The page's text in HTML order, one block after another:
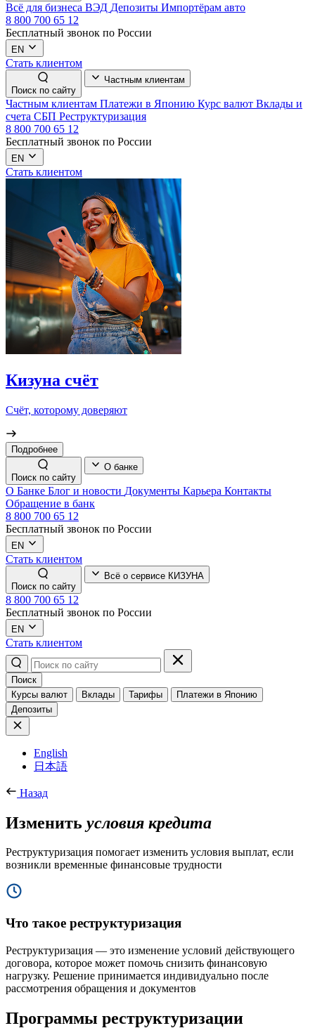
Всё для бизнеса ВЭД Депозиты Импортёрам авто
8 800 700 65 12
Бесплатный звонок по России
EN
Стать клиентом
Поиск по сайту
Частным клиентам
Частным клиентам Платежи в Японию Курс валют Вклады и
счета СБП Реструктуризация
8 800 700 65 12
Бесплатный звонок по России
EN
Стать клиентом
Кизуна счёт
Счёт, которому доверяют
Подробнее
Поиск по сайту
О банке
О Банке Блог и новости Документы Карьера Контакты
Обращение в банк
8 800 700 65 12
Бесплатный звонок по России
EN
Стать клиентом
Поиск по сайту
Всё о сервисе КИЗУНА
8 800 700 65 12
Бесплатный звонок по России
EN
Стать клиентом
Поиск
Курсы валют
Вклады Тарифы
Платежи в Японию
Депозиты
English
日本語
Назад
Изменить условия кредита
Реструктуризация помогает изменить условия выплат, если
возникли временные финансовые трудности
Что такое реструктуризация
Реструктуризация — это изменение условий действующего
договора, которое может помочь снизить финансовую
нагрузку. Решение принимается индивидуально после
рассмотрения обращения и документов
Программы реструктуризации